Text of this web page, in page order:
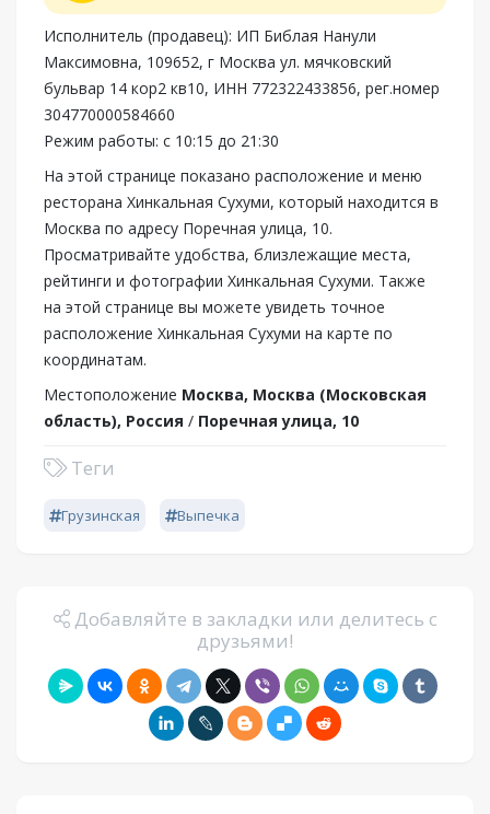
Исполнитель (продавец): ИП Библая Нанули
Максимовна, 109652, г Москва ул. мячковский
бульвар 14 кор2 кв10, ИНН 772322433856, рег.номер
304770000584660
Режим работы: с 10:15 до 21:30
На этой странице показано расположение и меню
ресторана Хинкальная Сухуми, который находится в
Москва по адресу Поречная улица, 10.
Просматривайте удобства, близлежащие места,
рейтинги и фотографии Хинкальная Сухуми. Также
на этой странице вы можете увидеть точное
расположение Хинкальная Сухуми на карте по
координатам.
Местоположение Москва, Москва (Московская
область), Россия / Поречная улица, 10
Теги
Грузинская Выпечка
Добавляйте в закладки или делитесь с
друзьями!